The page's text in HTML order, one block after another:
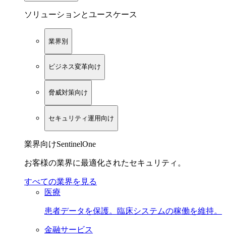
ソリューションとユースケース
業界別
ビジネス変革向け
脅威対策向け
セキュリティ運用向け
業界向けSentinelOne
お客様の業界に最適化されたセキュリティ。
すべての業界を見る
医療
患者データを保護。臨床システムの稼働を維持。
金融サービス